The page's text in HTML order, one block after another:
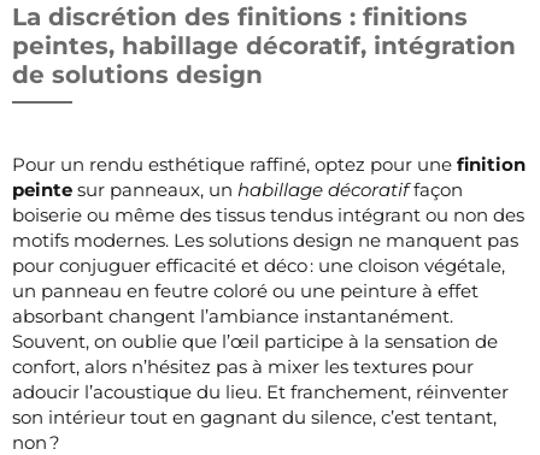
La discrétion des finitions : finitions
peintes, habillage décoratif, intégration
de solutions design
Pour un rendu esthétique raffiné, optez pour une finition
peinte sur panneaux, un habillage décoratiffaçon
boiserie ou même des tissus tendus intégrant ou non des
motifs modernes. Les solutions design ne manquent pas
pour conjuguer efficacité et déco : une cloison végétale,
un panneau en feutre coloré ou une peinture à effet
absorbant changent l’ambiance instantanément.
Souvent, on oublie que l’œil participe à la sensation de
confort, alors n’hésitez pas à mixer les textures pour
adoucir l’acoustique du lieu. Et franchement, réinventer
son intérieur tout en gagnant du silence, c’est tentant,
non ?